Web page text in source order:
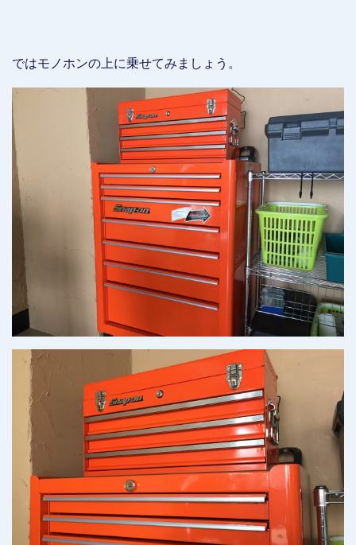
ではモノホンの上に乗せてみましょう。